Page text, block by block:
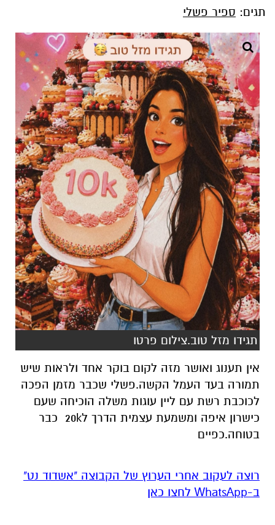
תגים: ספיר פשלי
תגידו מזל טוב.צילום פרטו
אין תענוג ואושר מזה לקום בוקר אחד ולראות שיש
תמורה בעד העמל הקשה.פשלי שכבר מזמן הפכה
לכוכבת רשת עם ליין עוגות משלה הוכיחה שעם
כישרון איפה ומשמעת עצמית הדרך ל20k כבר
בטוחה.כפיים
רוצה לעקוב אחרי הערוץ של הקבוצה "אשדוד נט"
ב-WhatsApp לחצו כאן